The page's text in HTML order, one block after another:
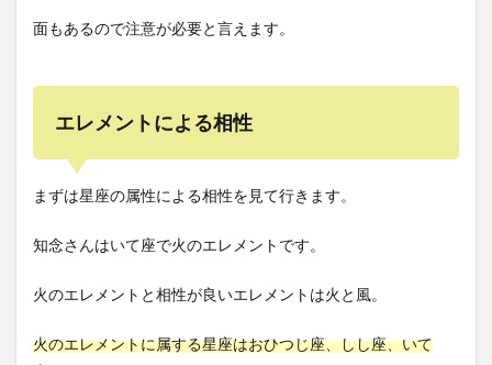
面もあるので注意が必要と言えます。
エレメントによる相性
まずは星座の属性による相性を見て行きます。
知念さんはいて座で火のエレメントです。
火のエレメントと相性が良いエレメントは火と風。
火のエレメントに属する星座はおひつじ座、しし座、いて